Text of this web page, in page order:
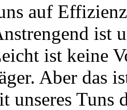
auf
ist
ist keine
Aber das
unseres Tuns